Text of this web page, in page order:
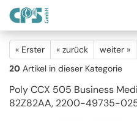
« Erster « zurück weiter »
20 Artikel in dieser Kategorie
Poly CCX 505 Business
82Z82AA, 2200-49735-